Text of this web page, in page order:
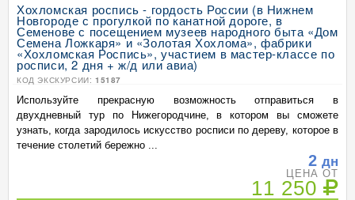
Хохломская роспись - гордость России (в Нижнем
Новгороде с прогулкой по канатной дороге, в
Семенове с посещением музеев народного быта «Дом
Семена Ложкаря» и «Золотая Хохлома», фабрики
«Хохломская Роспись», участием в мастер-классе по
росписи, 2 дня + ж/д или авиа)
КОД ЭКСКУРСИИ: 15187
Используйте прекрасную возможность отправиться в
двухдневный тур по Нижегородчине, в котором вы сможете
узнать, когда зародилось искусство росписи по дереву, которое в
течение столетий бережно ...
2 дн
ЦЕНА ОТ
11 250